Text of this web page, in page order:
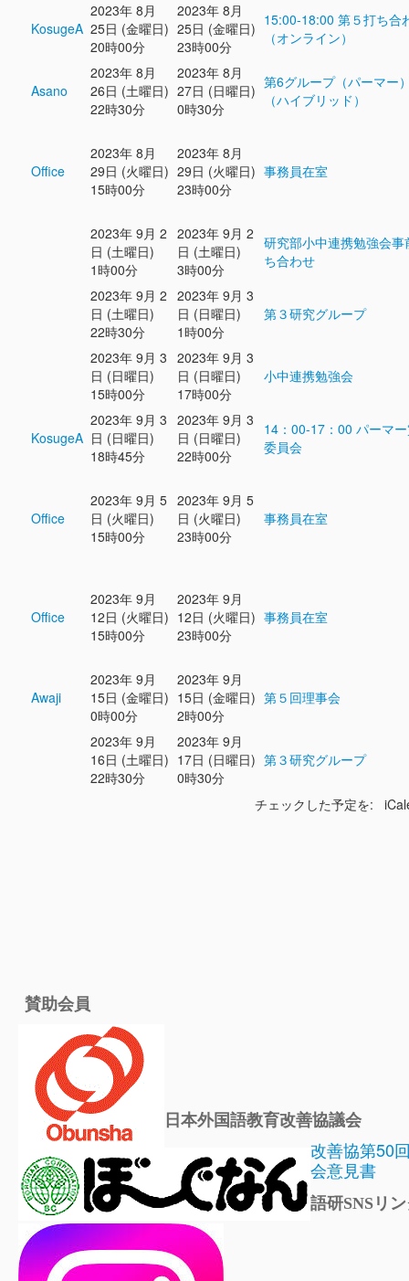
KosugeA
2023年 8月
25日 (金曜日)
20時00分
2023年 8月
25日 (金曜日)
23時00分
15:00-18:00 第５打ち合
（オンライン）
Asano
2023年 8月
26日 (土曜日)
22時30分
2023年 8月
27日 (日曜日)
0時30分
第6グループ（パーマー
（ハイブリッド）
Office
2023年 8月
29日 (火曜日)
15時00分
2023年 8月
29日 (火曜日)
23時00分
事務員在室
2023年 9月 2
日 (土曜日)
1時00分
2023年 9月 2
日 (土曜日)
3時00分
研究部小中連携勉強会事
ち合わせ
2023年 9月 2
日 (土曜日)
22時30分
2023年 9月 3
日 (日曜日)
1時00分
第３研究グループ
2023年 9月 3
日 (日曜日)
15時00分
2023年 9月 3
日 (日曜日)
17時00分
小中連携勉強会
KosugeA
2023年 9月 3
日 (日曜日)
18時45分
2023年 9月 3
日 (日曜日)
22時00分
14：00-17：00 パーマ
委員会
Office
2023年 9月 5
日 (火曜日)
15時00分
2023年 9月 5
日 (火曜日)
23時00分
事務員在室
Office
2023年 9月
12日 (火曜日)
15時00分
2023年 9月
12日 (火曜日)
23時00分
事務員在室
Awaji
2023年 9月
15日 (金曜日)
0時00分
2023年 9月
15日 (金曜日)
2時00分
第５回理事会
2023年 9月
16日 (土曜日)
22時30分
2023年 9月
17日 (日曜日)
0時30分
第３研究グループ
チェックした予定を:
賛助会員
日本外国語教育改善協議会
改善協第50
会意見書
語研SNSリ